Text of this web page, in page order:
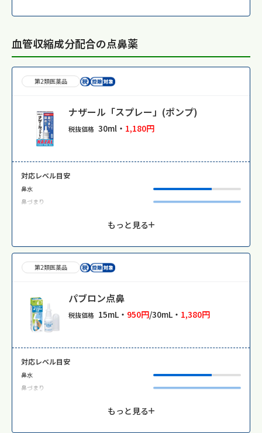
血管収縮成分配合の点鼻薬
第2類医薬品
ナザール「スプレー」(ポンプ)
税抜価格 30ml・ 1,180円
対応レベル目安
鼻水
鼻づまり
もっと見る
第2類医薬品
パブロン点鼻
税抜価格 15mL・ 950円/30mL・ 1,380円
対応レベル目安
鼻水
鼻づまり
もっと見る